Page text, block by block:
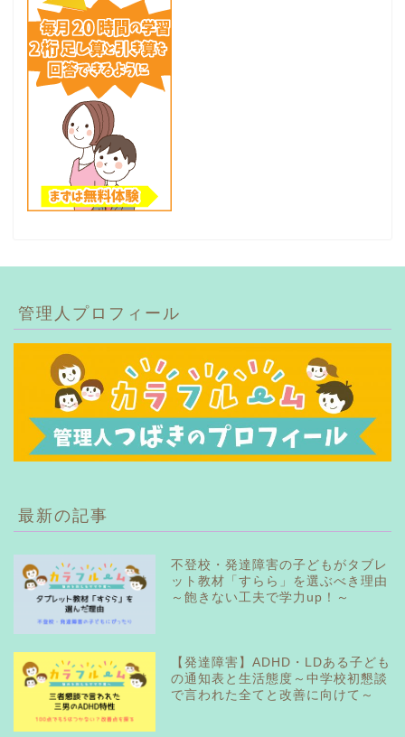
管理人プロフィール
最新の記事
不登校・発達障害の子どもがタブレ
ット教材「すらら」を選ぶべき理由
～飽きない工夫で学力up！～
【発達障害】ADHD・LDある子ども
の通知表と生活態度～中学校初懇談
で言われた全てと改善に向けて～